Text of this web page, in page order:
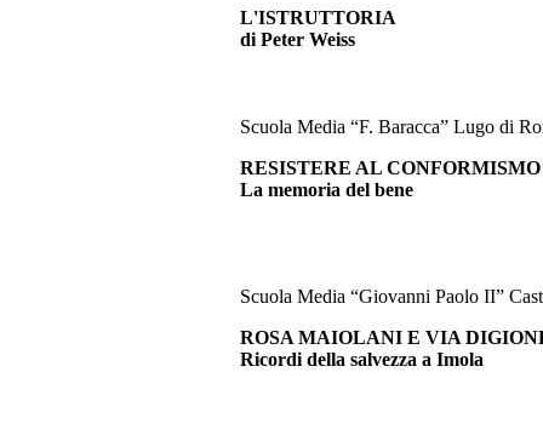
L'ISTRUTTORIA
di Peter Weiss
Scuola Media “F. Baracca” Lugo di
RESISTERE AL CONFORMISMO
La memoria del bene
Scuola Media “Giovanni Paolo II”
ROSA MAIOLANI E VIA
Ricordi della salvezza a Imola